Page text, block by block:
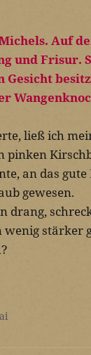
ließ ich
pinken
an das gute
gewesen.
drang,
stärker